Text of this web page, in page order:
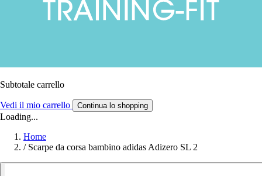
Subtotale carrello
Vedi il mio carrello Continua lo shopping
Loading...
Home
/ Scarpe da corsa bambino adidas Adizero SL 2